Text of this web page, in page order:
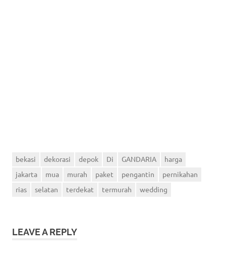
bekasi dekorasi depok Di GANDARIA
harga
jakarta
mua murah paket pengantin
pernikahan
rias
selatan terdekat termurah wedding
LEAVE A REPLY